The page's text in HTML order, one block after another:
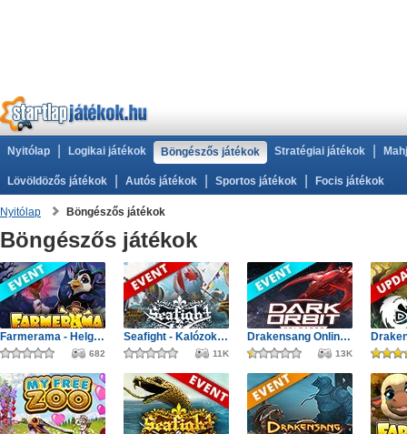
Nyitólap Logikai játékok Böngészős játékok Stratégiai játékok
Lövöldözős játékok Autós játékok Sportos játékok Focis játékok
Nyitólap Böngészős játékok
Böngészős játékok
Farmerama - Helgrid utazása
682
Seafight - Kalózok Kupája: Óceán bajnokai
11K
Drakensang Online - Protegit zűrzavar
13K